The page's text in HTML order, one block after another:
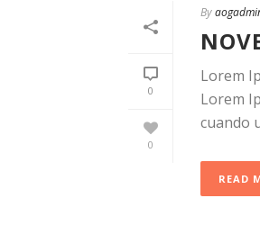
0
0
By
Lorem
Lorem
cuando
READ